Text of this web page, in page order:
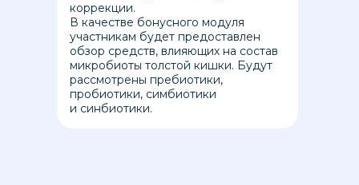
коррекции.
В качестве бонусного модуля
участникам будет предоставлен
обзор средств, влияющих на состав
микробиоты толстой кишки. Будут
рассмотрены пребиотики,
пробиотики, симбиотики
и синбиотики.